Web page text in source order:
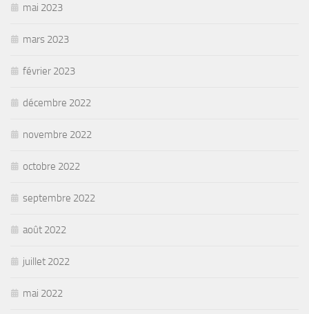
mai 2023
mars 2023
février 2023
décembre 2022
novembre 2022
octobre 2022
septembre 2022
août 2022
juillet 2022
mai 2022